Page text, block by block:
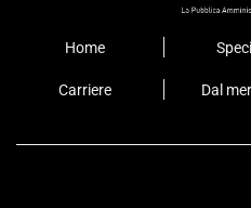
Home
Carriere Dal